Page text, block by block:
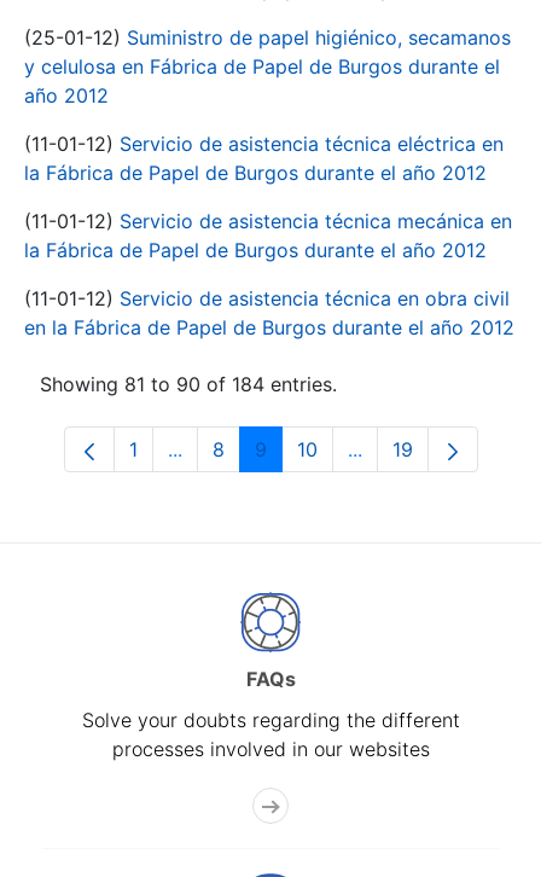
(25-01-12) Suministro de papel higiénico, secamanos
y celulosa en Fábrica de Papel de Burgos durante el
año 2012
(11-01-12) Servicio de asistencia técnica eléctrica en
la Fábrica de Papel de Burgos durante el año 2012
(11-01-12) Servicio de asistencia técnica mecánica en
la Fábrica de Papel de Burgos durante el año 2012
(11-01-12) Servicio de asistencia técnica en obra civil
en la Fábrica de Papel de Burgos durante el año 2012
Showing 81 to 90 of 184 entries.
Page
1 ...Intermediate Pages Use TAB to
Page
8 Page
9 Page
10 ...Intermediate Pages
Page
19
FAQs
Solve your doubts regarding the different
processes involved in our websites